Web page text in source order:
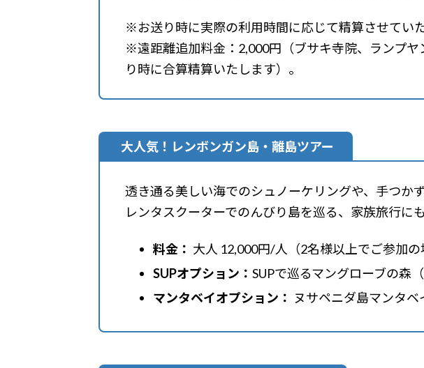
※お送り時に実際の利用時間に応じて精算させていた
※遠距離追加料金：2,000円（ブサキ寺院、ランプ
り時に合算精算いたします）。
大人気！レンボンガン島・離島ツアー
透き通る美しい海でのシュノーケリングや、手つか
レンタスクーターでのんびり島を巡る、家族旅行に
料金： 大人 12,000円/人（2名様以上でご参加
SUPオプション： SUPで巡るマングローブの森
マンタベイオプション： ヌサペニダ島マンタベ